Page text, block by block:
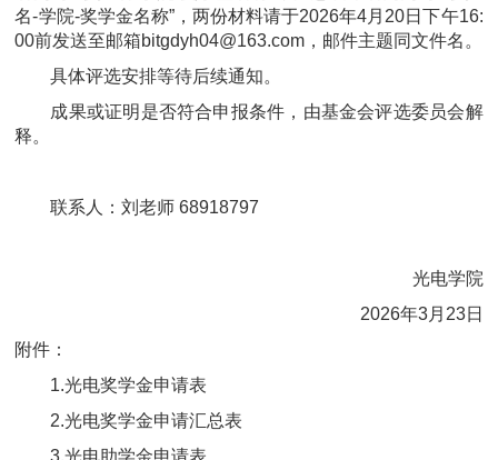
名-学院-奖学金名称”，两份材料请于2026年4月20日下午16:
00前发送至邮箱bitgdyh04@163.com，邮件主题同文件名。
具体评选安排等待后续通知。
成果或证明是否符合申报条件，由基金会评选委员会解
释。
联系人：刘老师 68918797
光电学院
2026年3月23日
附件：
1.光电奖学金申请表
2.光电奖学金申请汇总表